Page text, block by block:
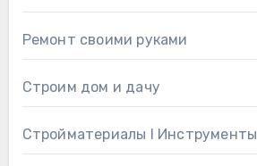
Ремонт своими руками
Строим дом и дачу
Стройматериалы l Инструменты